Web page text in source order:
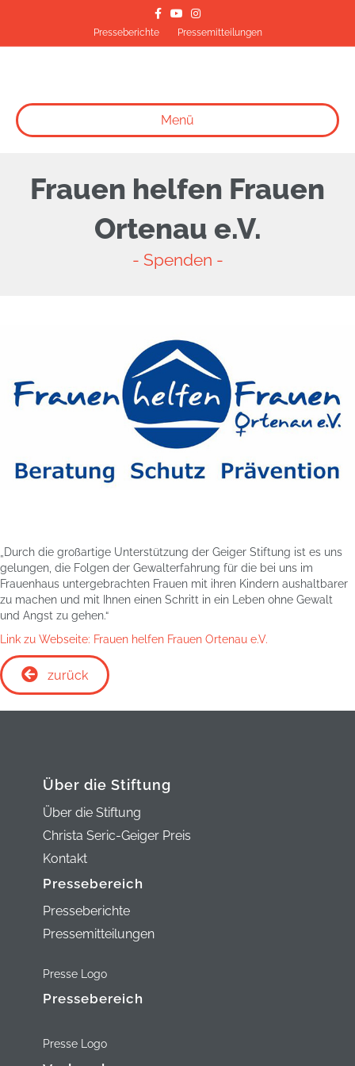
FacebookYoutubeInstagram
Presseberichte Pressemitteilungen
Menü
Frauen helfen Frauen
Ortenau e.V.
- Spenden -
„Durch die großartige Unterstützung der Geiger Stiftung ist es uns
gelungen, die Folgen der Gewalterfahrung für die bei uns im
Frauenhaus untergebrachten Frauen mit ihren Kindern aushaltbarer
zu machen und mit Ihnen einen Schritt in ein Leben ohne Gewalt
und Angst zu gehen.“
Link zu Webseite: Frauen helfen Frauen Ortenau e.V.
zurück
Über die Stiftung
Über die Stiftung
Christa Seric-Geiger Preis
Kontakt
Pressebereich
Presseberichte
Pressemitteilungen
Presse Logo
Pressebereich
Presse Logo